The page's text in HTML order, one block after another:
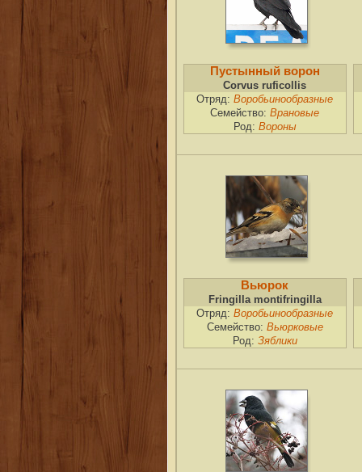
Пустынный ворон
Corvus ruficollis
Отряд:Воробьинообразные
Семейство:Врановые
Род: Вороны
Вьюрок
Fringilla montifringilla
Отряд:Воробьинообразные
Семейство: Вьюрковые
Род: Зяблики